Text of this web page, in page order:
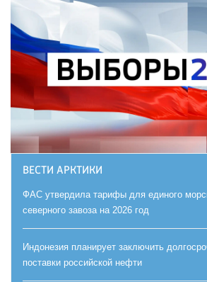
ВЕСТИ АРКТИКИ
ФАС утвердила тарифы для единого
северного завоза на 2026 год
Индонезия планирует заключить
поставки российской нефти